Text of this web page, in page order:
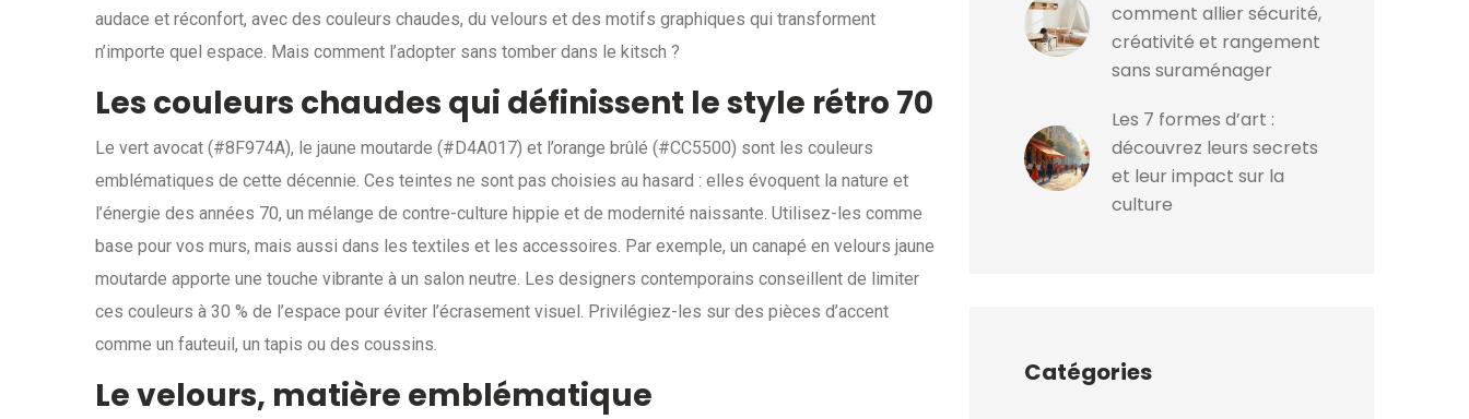
audace et réconfort, avec des couleurs chaudes, du velours et des motifs graphiques qui transforment
n’importe quel espace. Mais comment l’adopter sans tomber dans le kitsch ?
Les couleurs chaudes qui définissent le style rétro 70
Le vert avocat (#8F974A), le jaune moutarde (#D4A017) et l’orange brûlé (#CC5500) sont les couleurs
emblématiques de cette décennie. Ces teintes ne sont pas choisies au hasard : elles évoquent la nature et
l’énergie des années 70, un mélange de contre-culture hippie et de modernité naissante. Utilisez-les comme
base pour vos murs, mais aussi dans les textiles et les accessoires. Par exemple, un canapé en velours jaune
moutarde apporte une touche vibrante à un salon neutre. Les designers contemporains conseillent de limiter
ces couleurs à 30 % de l’espace pour éviter l’écrasement visuel. Privilégiez-les sur des pièces d’accent
comme un fauteuil, un tapis ou des coussins.
Le velours, matière emblématique
comment allier sécurité,
créativité et rangement
sans suraménager
Les 7 formes d’art :
découvrez leurs secrets
et leur impact sur la
culture
Catégories